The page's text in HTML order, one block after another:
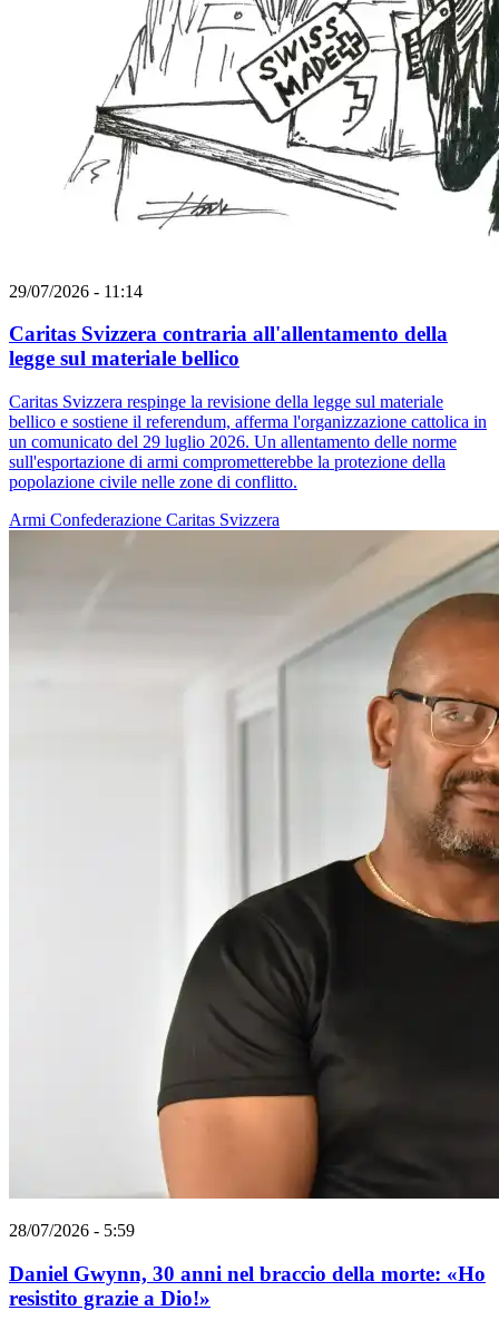
29/07/2026 - 11:14
Caritas Svizzera contraria all'allentamento della
legge sul materiale bellico
Caritas Svizzera respinge la revisione della legge sul materiale
bellico e sostiene il referendum, afferma l'organizzazione cattolica in
un comunicato del 29 luglio 2026. Un allentamento delle norme
sull'esportazione di armi comprometterebbe la protezione della
popolazione civile nelle zone di conflitto.
Armi Confederazione Caritas Svizzera
28/07/2026 - 5:59
Daniel Gwynn, 30 anni nel braccio della morte: «Ho
resistito grazie a Dio!»